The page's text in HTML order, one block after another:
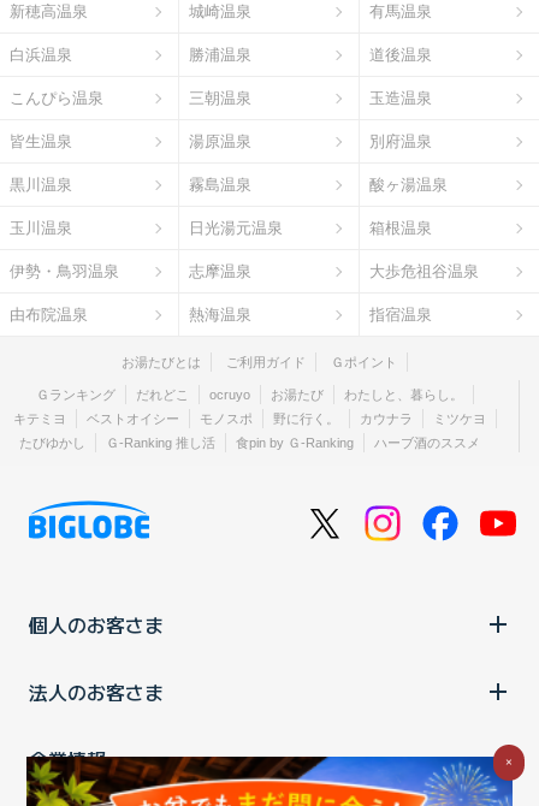
新穂高温泉 城崎温泉 有馬温泉
白浜温泉 勝浦温泉 道後温泉
こんぴら温泉 三朝温泉 玉造温泉
皆生温泉 湯原温泉 別府温泉
黒川温泉 霧島温泉 酸ヶ湯温泉
玉川温泉 日光湯元温泉 箱根温泉
伊勢・鳥羽温泉 志摩温泉 大歩危祖谷温泉
由布院温泉 熱海温泉 指宿温泉
お湯たびとは ご利用ガイド Ｇポイント
Ｇランキング だれどこ ocruyo お湯たび
わたしと、暮らし。
キテミヨ
ベストオイシー モノスポ 野に行く。 カウナラ
ミツケヨ
たびゆかし
Ｇ-Ranking 推し活 食pin by Ｇ-Ranking ハーブ酒のススメ
個人のお客さま
法人のお客さま
企業情報 ×